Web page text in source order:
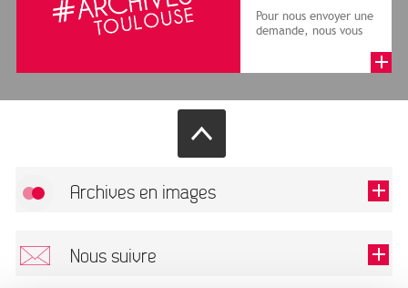
Pour nous envoyer une
demande, nous vous
formulai...
Archives en images
Nous suivre